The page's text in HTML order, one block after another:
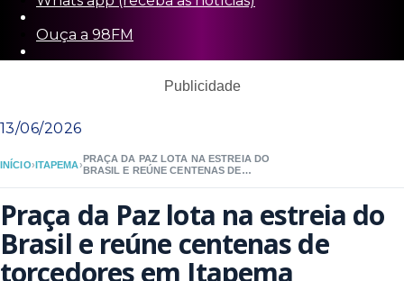
Ouça a 98FM
Publicidade
13/06/2026
INÍCIO›ITAPEMA›
PRAÇA DA PAZ LOTA NA ESTREIA DO
BRASIL E REÚNE CENTENAS DE
Praça da Paz lota na estreia do
Brasil e reúne centenas de
torcedores em Itapema